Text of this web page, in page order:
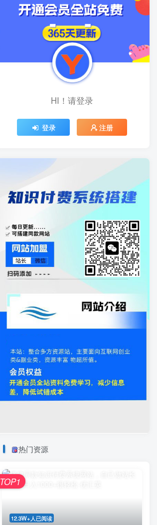
HI！请登录
登录 注册
热门资源
12.3W+人已阅读
TOP1